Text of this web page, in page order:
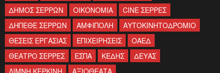
ΔΗΜΟΣ ΣΕΡΡΩΝ
ΟΙΚΟΝΟΜΙΑ
CINE ΣΕΡΡΕΣ
ΔΗΠΕΘΕ ΣΕΡΡΩΝ
ΑΜΦΙΠΟΛΗ
ΑΥΤΟΚΙΝΗΤΟΔΡΟΜΙΟ
ΘΕΣΕΙΣ ΕΡΓΑΣΙΑΣ
ΕΠΙΧΕΙΡΗΣΕΙΣ
ΟΑΕΔ
ΘΕΑΤΡΟ ΣΕΡΡΕΣ
ΕΣΠΑ ΚΕΔΗΣ
ΔΕΥΑΣ
ΛΙΜΝΗ ΚΕΡΚΙΝΗ
ΑΞΙΟΘΕΑΤΑ